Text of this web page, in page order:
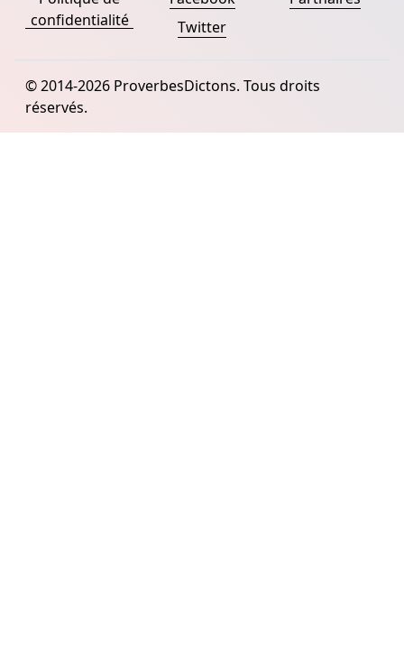
confidentialité
Twitter
© 2014-2026 ProverbesDictons. Tous droits
réservés.